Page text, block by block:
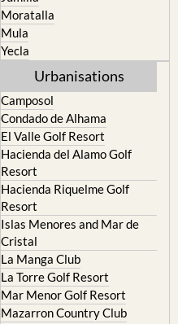
Moratalla
Mula
Yecla
Urbanisations
Camposol
Condado de Alhama
El Valle Golf Resort
Hacienda del Alamo Golf
Resort
Hacienda Riquelme Golf
Resort
Islas Menores and Mar de
Cristal
La Manga Club
La Torre Golf Resort
Mar Menor Golf Resort
Mazarron Country Club